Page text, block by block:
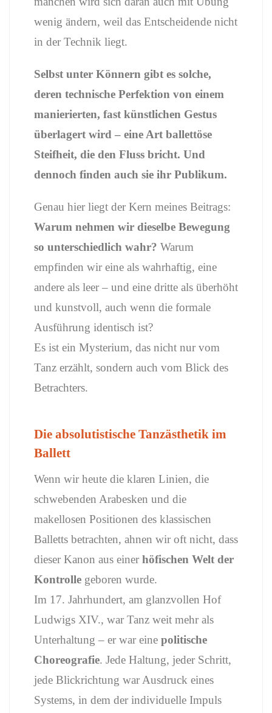
wenig ändern, weil das Entscheidende nicht
in der Technik liegt.
Selbst unter Könnern gibt es solche,
deren technische Perfektion von einem
manierierten, fast künstlichen Gestus
überlagert wird – eine Art ballettöse
Steifheit, die den Fluss bricht. Und
dennoch finden auch sie ihr Publikum.
Genau hier liegt der Kern meines Beitrags:
Warum nehmen wir dieselbe Bewegung
so unterschiedlich wahr? Warum
empfinden wir eine als wahrhaftig, eine
andere als leer – und eine dritte als überhöht
und kunstvoll, auch wenn die formale
Ausführung identisch ist?
Es ist ein Mysterium, das nicht nur vom
Tanz erzählt, sondern auch vom Blick des
Betrachters.
Die absolutistische Tanzästhetik im
Ballett
Wenn wir heute die klaren Linien, die
schwebenden Arabesken und die
makellosen Positionen des klassischen
Balletts betrachten, ahnen wir oft nicht, dass
dieser Kanon aus einer höfischen Welt der
Kontrolle geboren wurde.
Im 17. Jahrhundert, am glanzvollen Hof
Ludwigs XIV., war Tanz weit mehr als
Unterhaltung – er war eine politische
Choreografie. Jede Haltung, jeder Schritt,
jede Blickrichtung war Ausdruck eines
Systems, in dem der individuelle Impuls